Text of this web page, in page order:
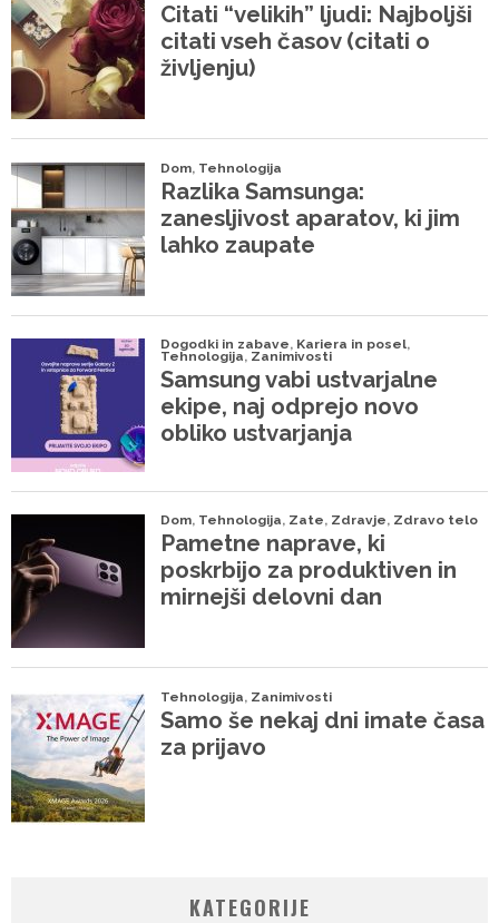
KATEGORIJE